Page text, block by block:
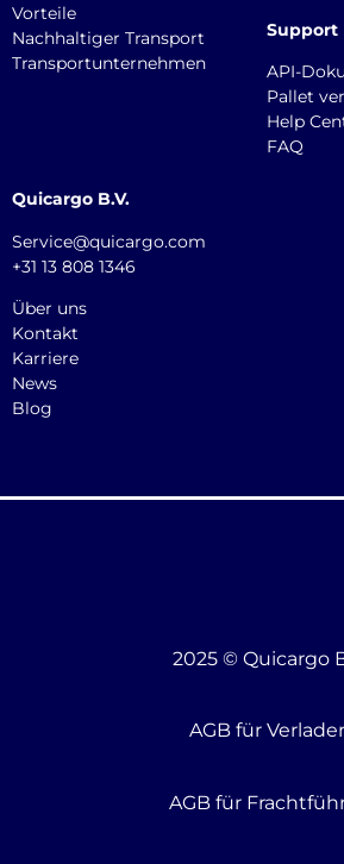
Vorteile
Nachhaltiger Transport
Transportunternehmen
Support
API-
Pallet
Help
FAQ
Quicargo B.V.
Service@quicargo.com
+31 13 808 1346
Über uns
Kontakt
Karriere
News
Blog
2025 © Quicargo
AGB für Verlader
AGB für